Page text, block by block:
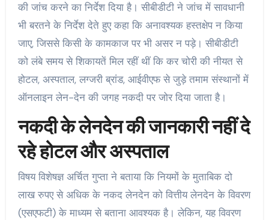
की जांच करने का निर्देश दिया है। सीबीडीटी ने जांच में सावधानी
भी बरतने के निर्देश देते हुए कहा कि अनावश्यक हस्तक्षेप न किया
जाए, जिससे किसी के कामकाज पर भी असर न पड़े। सीबीडीटी
को लंबे समय से शिकायतें मिल रहीं थीं कि कर चोरी की नीयत से
होटल, अस्पताल, लग्जरी ब्रांड, आईवीएफ से जुड़े तमाम संस्थानों में
ऑनलाइन लेन-देन की जगह नकदी पर जोर दिया जाता है।
नकदी के लेनदेन की जानकारी नहीं दे
रहे होटल और अस्पताल
विषय विशेषज्ञ अर्चित गुप्ता ने बताया कि नियमों के मुताबिक दो
लाख रुपए से अधिक के नकद लेनदेन को वित्तीय लेनदेन के विवरण
(एसएफटी) के माध्यम से बताना आवश्यक है। लेकिन, यह विवरण